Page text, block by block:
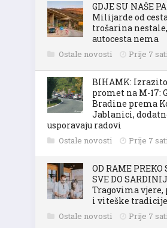
GDJE SU NAŠE
Milijarde od
trošarina
autocesta nema
Ostale novosti Prije 7
BIHAMK:
promet na M-17:
Bradine prema
Jablanici,
usporavaju radovi
Ostale novosti Prije 7
OD RAME PREKO
SVE DO
Tragovima vjere,
i viteške tradicije
Ostale novosti Prije 7